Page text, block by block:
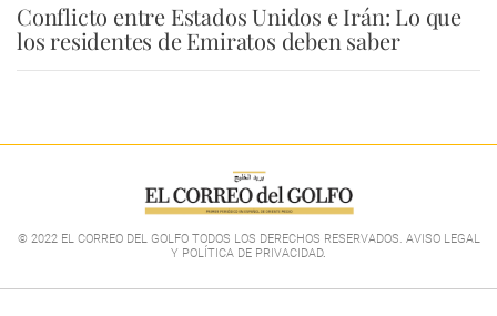
Conflicto entre Estados Unidos e Irán: Lo que
los residentes de Emiratos deben saber
© 2022 EL CORREO DEL GOLFO TODOS LOS DERECHOS RESERVADOS. AVISO LEGAL
Y POLÍTICA DE PRIVACIDAD.